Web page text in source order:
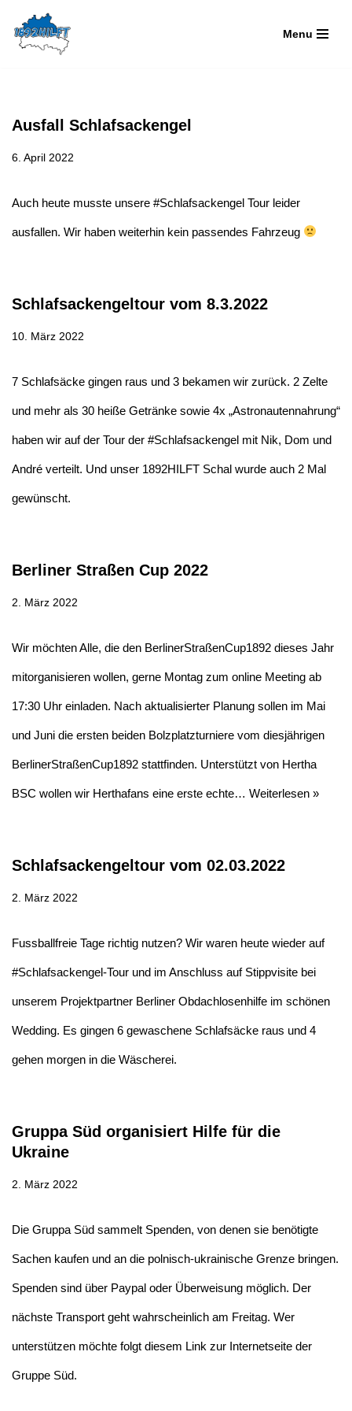
Zum
Menu
Ausfall Schlafsackengel
6. April 2022
Auch heute musste unsere #Schlafsackengel Tour leider
ausfallen. Wir haben weiterhin kein passendes Fahrzeug
Schlafsackengeltour vom 8.3.2022
10. März 2022
7 Schlafsäcke gingen raus und 3 bekamen wir zurück. 2 Zelte
und mehr als 30 heiße Getränke sowie 4x „Astronautennahrung“
haben wir auf der Tour der #Schlafsackengel mit Nik, Dom und
André verteilt. Und unser 1892HILFT Schal wurde auch 2 Mal
gewünscht.
Berliner Straßen Cup 2022
2. März 2022
Wir möchten Alle, die den BerlinerStraßenCup1892 dieses Jahr
mitorganisieren wollen, gerne Montag zum online Meeting ab
17:30 Uhr einladen. Nach aktualisierter Planung sollen im Mai
und Juni die ersten beiden Bolzplatzturniere vom diesjährigen
BerlinerStraßenCup1892 stattfinden. Unterstützt von Hertha
BSC wollen wir Herthafans eine erste echte… Weiterlesen »
Schlafsackengeltour vom 02.03.2022
2. März 2022
Fussballfreie Tage richtig nutzen? Wir waren heute wieder auf
#Schlafsackengel-Tour und im Anschluss auf Stippvisite bei
unserem Projektpartner Berliner Obdachlosenhilfe im schönen
Wedding. Es gingen 6 gewaschene Schlafsäcke raus und 4
gehen morgen in die Wäscherei.
Gruppa Süd organisiert Hilfe für die
Ukraine
2. März 2022
Die Gruppa Süd sammelt Spenden, von denen sie benötigte
Sachen kaufen und an die polnisch-ukrainische Grenze bringen.
Spenden sind über Paypal oder Überweisung möglich. Der
nächste Transport geht wahrscheinlich am Freitag. Wer
unterstützen möchte folgt diesem Link zur Internetseite der
Gruppe Süd.